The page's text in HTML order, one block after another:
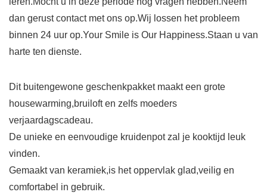
dan gerust contact met ons op.Wij lossen het probleem
binnen 24 uur op.Your Smile is Our Happiness.Staan u van
harte ten dienste.
Dit buitengewone geschenkpakket maakt een grote
housewarming,bruiloft en zelfs moeders
verjaardagscadeau.
De unieke en eenvoudige kruidenpot zal je kooktijd leuk
vinden.
Gemaakt van keramiek,is het oppervlak glad,veilig en
comfortabel in gebruik.